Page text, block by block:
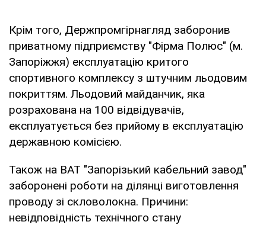
Крім того, Держпромгірнагляд заборонив
приватному підприємству "Фірма Полюс" (м.
Запоріжжя) експлуатацію критого
спортивного комплексу з штучним льодовим
покриттям. Льодовий майданчик, яка
розрахована на 100 відвідувачів,
експлуатується без прийому в експлуатацію
державною комісією.
Також на ВАТ "Запорізький кабельний завод"
заборонені роботи на ділянці виготовлення
проводу зі скловолокна. Причини:
невідповідність технічного стану